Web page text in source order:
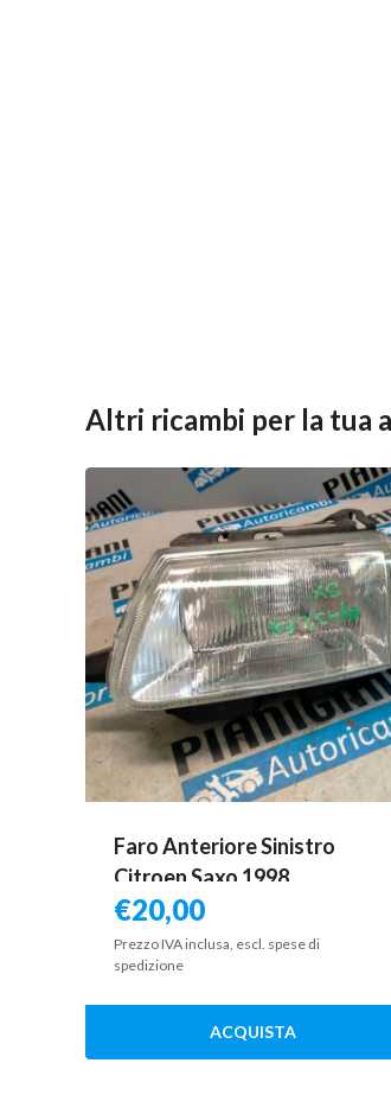
Altri ricambi per la tua
Faro Anteriore Sinistro
Citroen Saxo 1998
€20,00
Prezzo IVA inclusa, escl. spese di
spedizione
ACQUISTA